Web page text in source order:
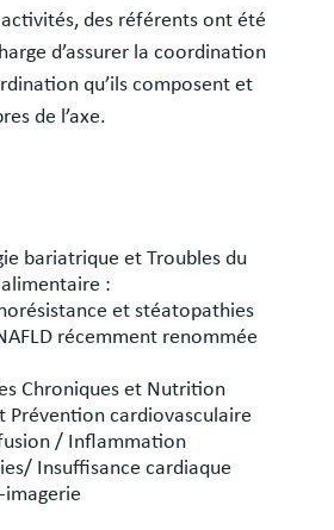
des référents ont été
d’assurer la coordination
qu’ils composent et
de l’axe.
bariatrique et Troubles du
:
et stéatopathies
récemment renommée
Chroniques et Nutrition
Prévention cardiovasculaire
/ Inflammation
Insuffisance cardiaque
imagerie